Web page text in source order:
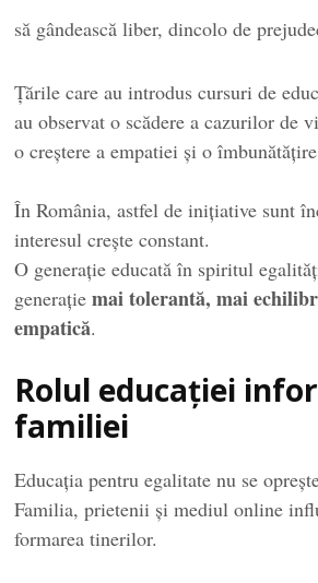
să gândească liber, dincolo de
Țările care au introdus cursuri de
au observat o scădere a cazurilor de
o creștere a empatiei și o
În România, astfel de inițiative sunt
interesul crește constant.
O generație educată în spiritul
generațiemai tolerantă, mai
empatică.
Rolul educației
familiei
Educația pentru egalitate nu se
Familia, prietenii și mediul online
formarea tinerilor.